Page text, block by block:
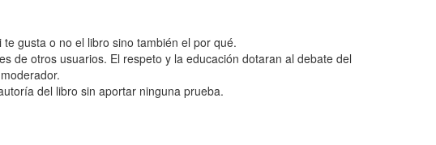
gusta o no el libro sino también el por qué.
de otros usuarios. El respeto y la educación dotaran al debate del
del libro sin aportar ninguna prueba.